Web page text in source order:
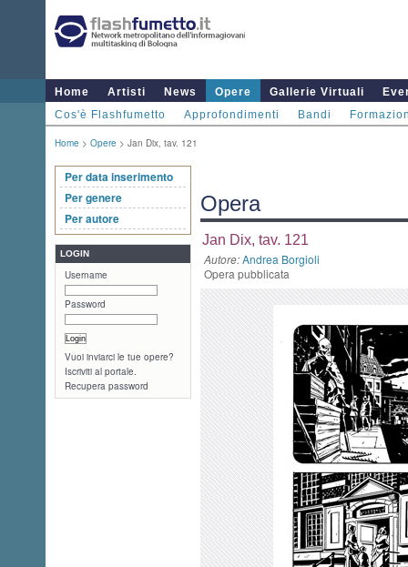
Home Artisti News Opere Gallerie Virtuali
Cos'è Flashfumetto
Approfondimenti Bandi
Home > Opere > Jan Dix, tav. 121
Per data inserimento
Per genere
Per autore
LOGIN
Username
Password
Vuoi inviarci le tue opere?
Iscriviti al portale.
Recupera password
Opera
Jan Dix, tav. 121
Autore:Andrea Borgioli
Opera pubblicata